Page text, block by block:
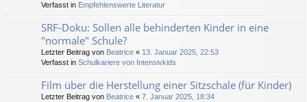
Verfasst in Empfehlenswerte Literatur
SRF-Doku: Sollen alle behinderten Kinder in eine
"normale" Schule?
Letzter Beitrag von Beatrice « 13. Januar 2025, 22:53
Verfasst in Schulkariere von Intensivkids
Film über die Herstellung einer Sitzschale (für Kinder)
Letzter Beitrag von Beatrice « 7. Januar 2025, 18:34